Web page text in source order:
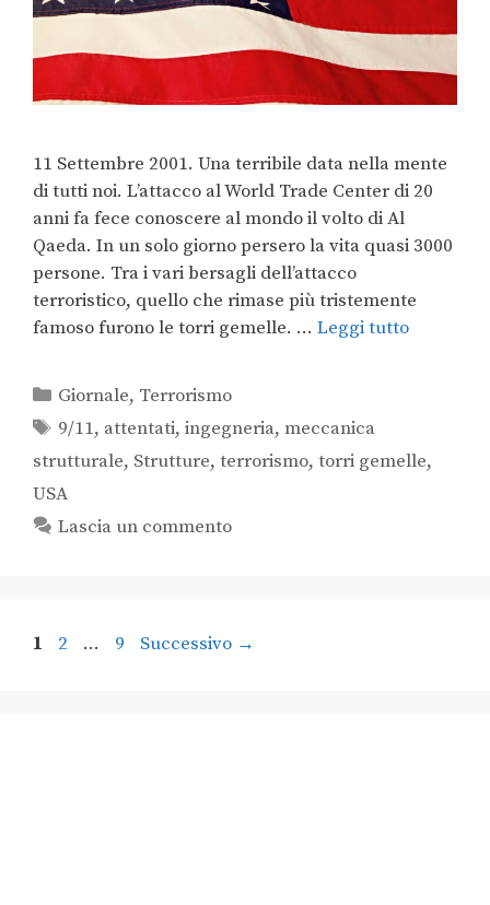
11 Settembre 2001. Una terribile data nella mente
di tutti noi. L’attacco al World Trade Center di 20
anni fa fece conoscere al mondo il volto di Al
Qaeda. In un solo giorno persero la vita quasi 3000
persone. Tra i vari bersagli dell’attacco
terroristico, quello che rimase più tristemente
famoso furono le torri gemelle. … Leggi tutto
Giornale, Terrorismo
9/11, attentati,ingegneria,meccanica
strutturale, Strutture, terrorismo, torri gemelle,
USA
Lascia un commento
1 2 … 9 Successivo →